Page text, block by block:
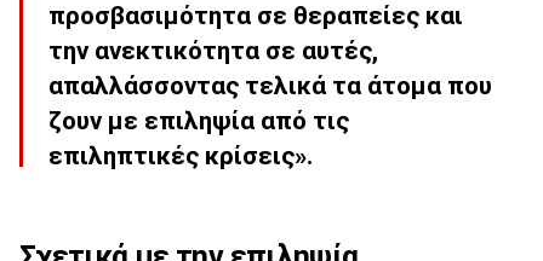
προσβασιμότητα σε θεραπείες και
την ανεκτικότητα σε αυτές,
απαλλάσσοντας τελικά τα άτομα που
ζουν με επιληψία από τις
επιληπτικές κρίσεις».